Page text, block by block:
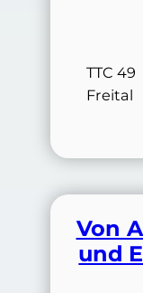
TTC 49
Freital
Von
und